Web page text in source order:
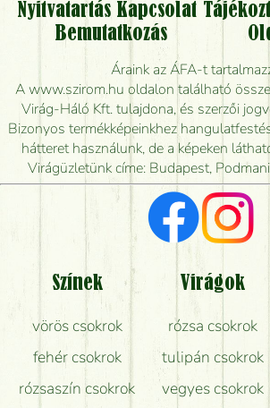
Vidékre is lehet
Meddig rendelhetek virágküldést
kiszállítsák?
Mennyire gyorsan tudják
mikor tudják leghamarabb
Vörös rózsát keresek, van
Milyen visszajelzést kapok a
Tényleg azt kapom, ami a
Mit kell tudni a virágcsokrok
Hogy marad a lehető legtovább
Tudok adventi koszorút
Nyitvatartás Kapcsolat
Bemutatkozás
Áraink az ÁFA-t
A www.szirom.hu oldalon található
Virág-Háló Kft. tulajdona, és szerzői
Bizonyos termékképeinkhez
hátteret használunk, de a képeken
Virágüzletünk címe: Budapest,
Színek
vörös csokrok
fehér csokrok
rózsaszín csokrok
Virágok
rózsa csokrok
tulipán csokrok
vegyes csokrok